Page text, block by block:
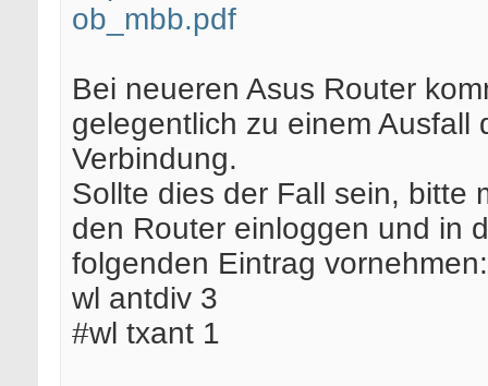
ob_mbb.pdf
Bei neueren Asus Router
gelegentlich zu einem Ausfall
Verbindung.
Sollte dies der Fall sein, bitte
den Router einloggen und in
folgenden Eintrag vornehmen:
wl antdiv 3
#wl txant 1